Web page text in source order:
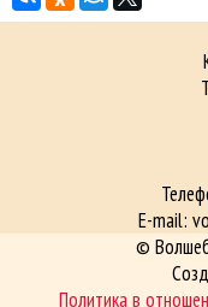
E-mail:
©
Политика в